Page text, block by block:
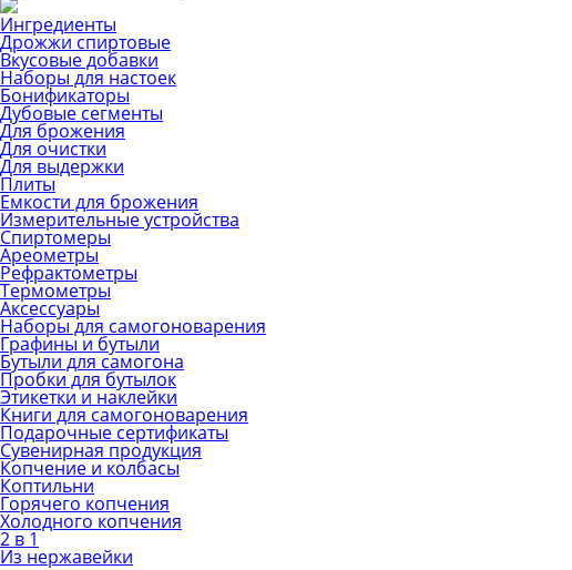
Ингредиенты
Дрожжи спиртовые
Вкусовые добавки
Наборы для настоек
Бонификаторы
Дубовые сегменты
Для брожения
Для очистки
Для выдержки
Плиты
Емкости для брожения
Измерительные устройства
Спиртомеры
Ареометры
Рефрактометры
Термометры
Аксессуары
Наборы для самогоноварения
Графины и бутыли
Бутыли для самогона
Пробки для бутылок
Этикетки и наклейки
Книги для самогоноварения
Подарочные сертификаты
Сувенирная продукция
Копчение и колбасы
Коптильни
Горячего копчения
Холодного копчения
2 в 1
Из нержавейки